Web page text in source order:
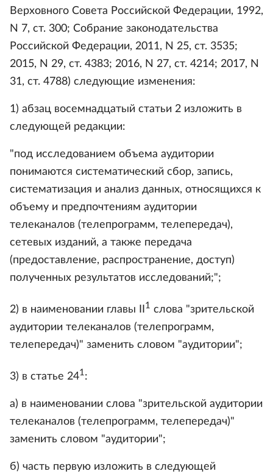
Верховного Совета Российской Федерации, 1992,
N 7, ст. 300; Собрание законодательства
Российской Федерации, 2011, N 25, ст. 3535;
2015, N 29, ст. 4383; 2016, N 27, ст. 4214; 2017, N
31, ст. 4788) следующие изменения:
1) абзац восемнадцатый статьи 2 изложить в
следующей редакции:
"под исследованием объема аудитории
понимаются систематический сбор, запись,
систематизация и анализ данных, относящихся к
объему и предпочтениям аудитории
телеканалов (телепрограмм, телепередач),
сетевых изданий, а также передача
(предоставление, распространение, доступ)
полученных результатов исследований;";
2) в наименовании главы II 1 слова "зрительской
аудитории телеканалов (телепрограмм,
телепередач)" заменить словом "аудитории";
3) в статье 241:
а) в наименовании слова "зрительской аудитории
телеканалов (телепрограмм, телепередач)"
заменить словом "аудитории";
б) часть первую изложить в следующей